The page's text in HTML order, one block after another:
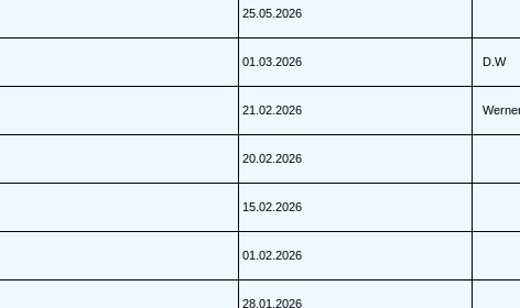
25.05.2026
01.03.2026 D.W
21.02.2026
20.02.2026
15.02.2026
01.02.2026
28.01.2026